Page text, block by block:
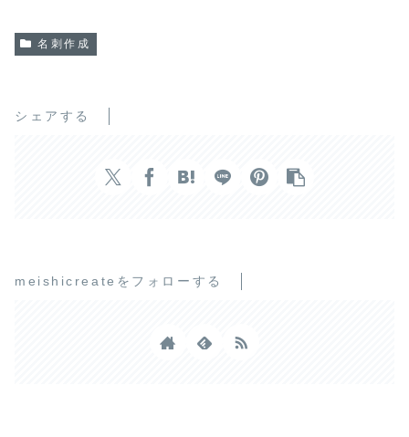
名刺作成
シェアする
meishicreateをフォローする